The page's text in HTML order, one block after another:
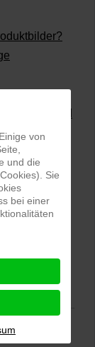
an!
Hintergrund
in
von
und die
Sie
bei einer